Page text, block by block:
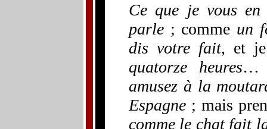
Ce que je vous
parle ; comme un
dis votre fait, et
quatorze heures…
amusez à la
Espagne ; mais
comme le chat fait